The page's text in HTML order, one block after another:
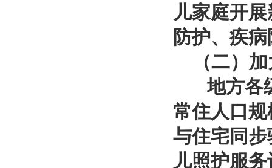
儿家庭开
防护、疾
（二）加
地方各级
常住人口
与住宅同
儿照护服